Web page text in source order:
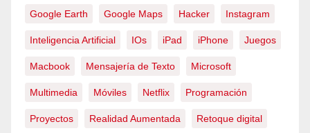
Google Earth Google Maps Hacker Instagram
Inteligencia Artificial IOs iPad iPhone Juegos
Macbook Mensajería de Texto Microsoft
Multimedia Móviles Netflix Programación
Proyectos Realidad Aumentada Retoque digital